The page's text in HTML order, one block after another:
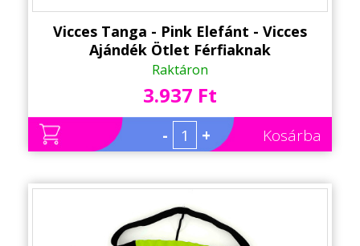
Vicces Tanga - Pink Elefánt - Vicces
Ajándék Ötlet Férfiaknak
Raktáron
3.937 Ft
- + Kosárba